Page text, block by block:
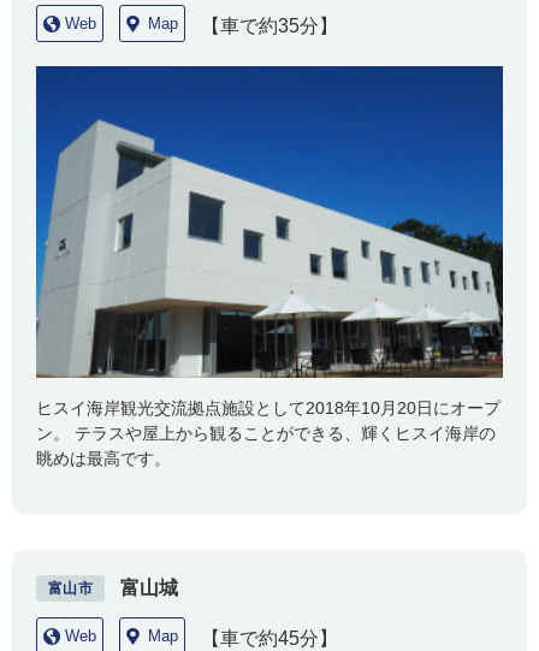
Web Map 【車で約35分】
ヒスイ海岸観光交流拠点施設として2018年10月20日にオープ
ン。 テラスや屋上から観ることができる、輝くヒスイ海岸の
眺めは最高です。
富山市 富山城
Web Map 【車で約45分】